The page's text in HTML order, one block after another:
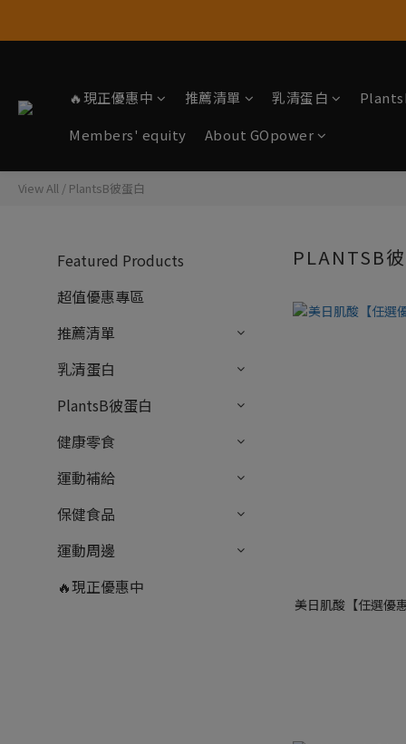
🔥現正優惠中 推薦清單 乳清蛋白
Members' equity
About GOpower
View All / PlantsB彼蛋白
Featured Products
超值優惠專區
推薦清單
乳清蛋白
PlantsB彼蛋白
健康零食
運動補給
保健食品
運動周邊
🔥現正優惠中
PLANTSB
美日肌酸【任選優